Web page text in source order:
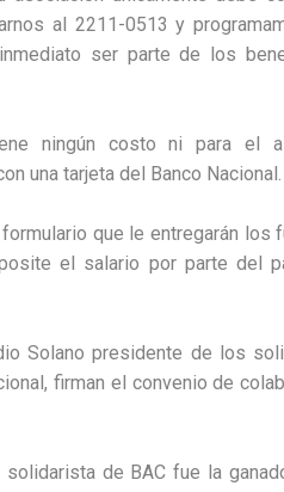
al 2211-0513 y
ser parte de los
ningún costo ni para el
una tarjeta del Banco Nacional.
que le entregarán los
el salario por parte del
Solano presidente de los
firman el convenio de
de BAC fue la